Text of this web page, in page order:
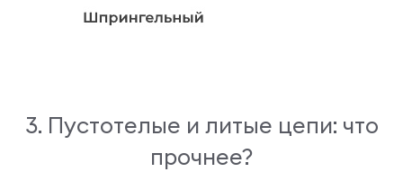
3. Пустотелые и литые цепи: что
прочнее?